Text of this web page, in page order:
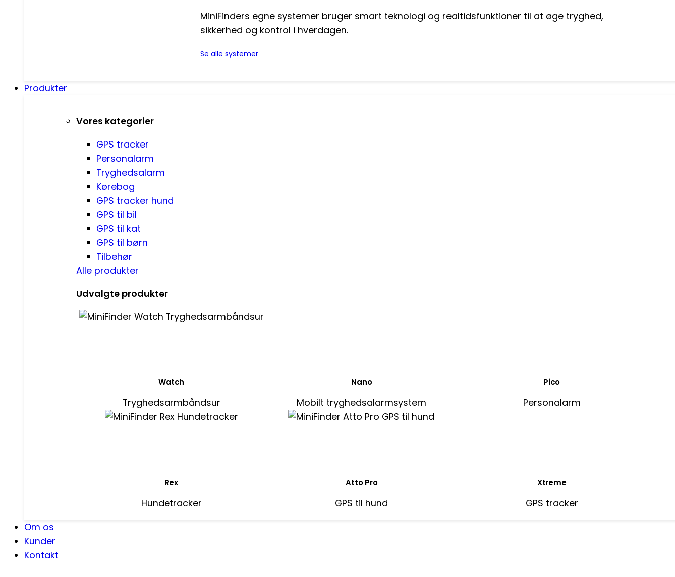
MiniFinders egne systemer bruger smart teknologi og realtidsfunktioner til at øge tryghed,
sikkerhed og kontrol i hverdagen.
Se alle systemer
Produkter
Vores kategorier
GPS tracker
Personalarm
Tryghedsalarm
Kørebog
GPS tracker hund
GPS til bil
GPS til kat
GPS til børn
Tilbehør
Alle produkter
Udvalgte produkter
Watch
Tryghedsarmbåndsur
Nano
Mobilt tryghedsalarmsystem
Pico
Personalarm
Rex
Hundetracker
Atto Pro
GPS til hund
Xtreme
GPS tracker
Om os
Kunder
Kontakt